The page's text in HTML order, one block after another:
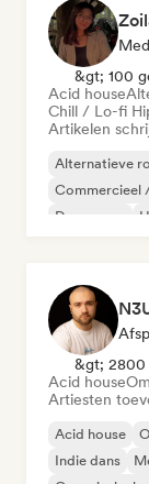
&gt; 100
Acid house
Chill / Lo-fi
Artikelen
Alternatieve
Commercieel
Droompop
&gt; 2800
Acid house
Artiesten
Acid house
Indie dans